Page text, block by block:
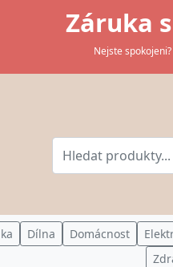
Záruka
Nejste
Dílna Domácnost